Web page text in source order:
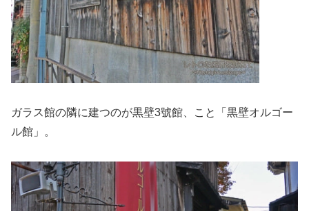
ガラス館の隣に建つのが黒壁3號館、こと「黒壁オルゴー
ル館」。